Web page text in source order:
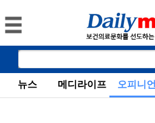
뉴스 메디라이프 오피니언